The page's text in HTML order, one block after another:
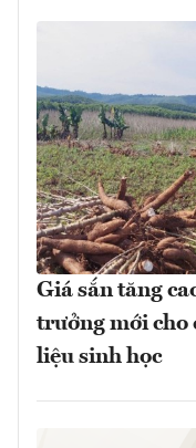
Giá sắn tăng
trưởng mới cho
liệu sinh học